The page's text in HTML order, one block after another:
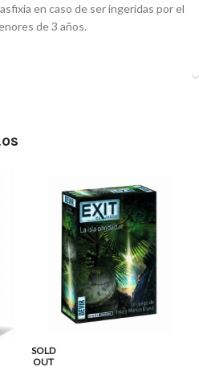
en caso de ser ingeridas por el
de 3 años.
SOLD
OUT